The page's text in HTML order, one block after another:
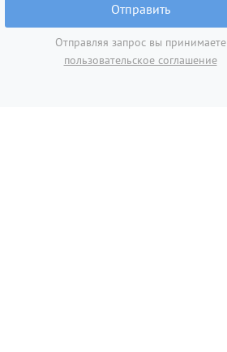
Отправить
Отправляя запрос вы принимаете
пользовательское соглашение